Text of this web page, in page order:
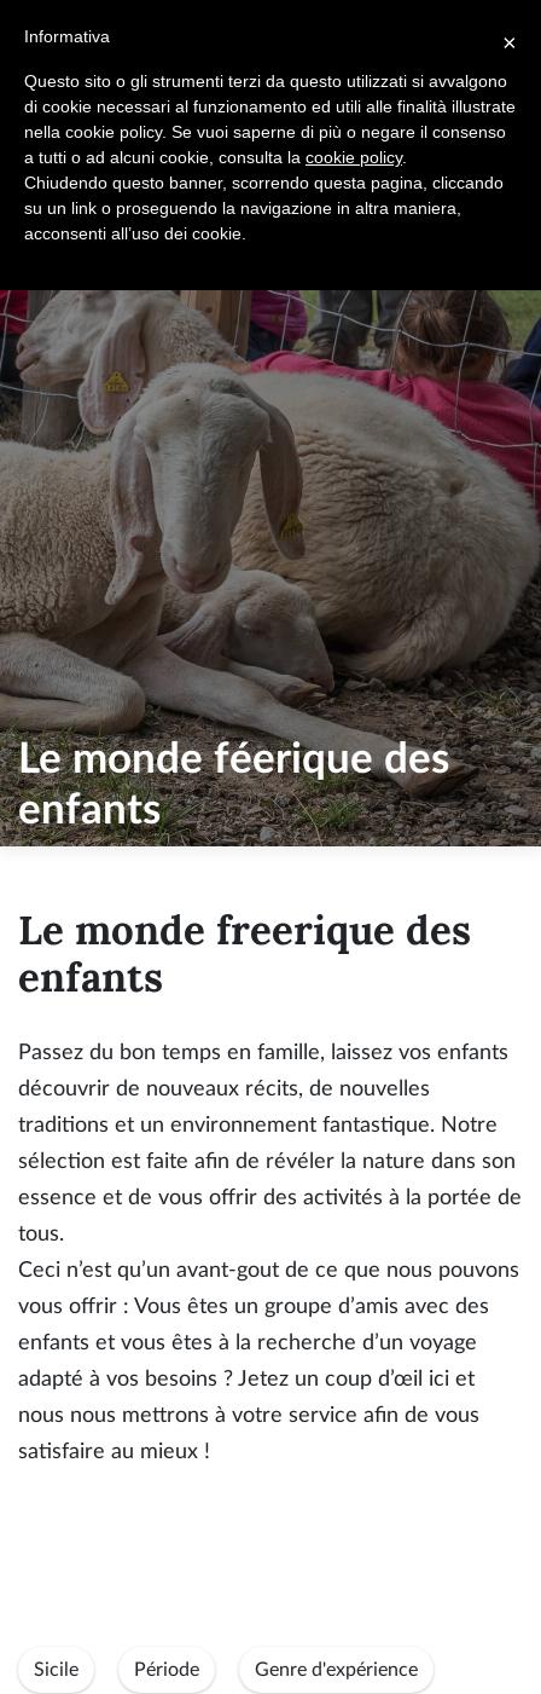
Le monde féerique des
enfants
Le monde freerique des
enfants
Passez du bon temps en famille, laissez vos enfants
découvrir de nouveaux récits, de nouvelles
traditions et un environnement fantastique. Notre
sélection est faite afin de révéler la nature dans son
essence et de vous offrir des activités à la portée de
tous.
Ceci n’est qu’un avant-gout de ce que nous pouvons
vous offrir : Vous êtes un groupe d’amis avec des
enfants et vous êtes à la recherche d’un voyage
adapté à vos besoins ? Jetez un coup d’œil ici et
nous nous mettrons à votre service afin de vous
satisfaire au mieux !
Sicile Période Genre d'expérience
×
Informativa
Questo sito o gli strumenti terzi da questo utilizzati si avvalgono
di cookie necessari al funzionamento ed utili alle finalità illustrate
nella cookie policy. Se vuoi saperne di più o negare il consenso
a tutti o ad alcuni cookie, consulta la cookie policy.
Chiudendo questo banner, scorrendo questa pagina, cliccando
su un link o proseguendo la navigazione in altra maniera,
acconsenti all’uso dei cookie.